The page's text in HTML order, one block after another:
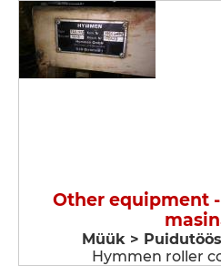
Other equipment
Müük >
Hymmen roller